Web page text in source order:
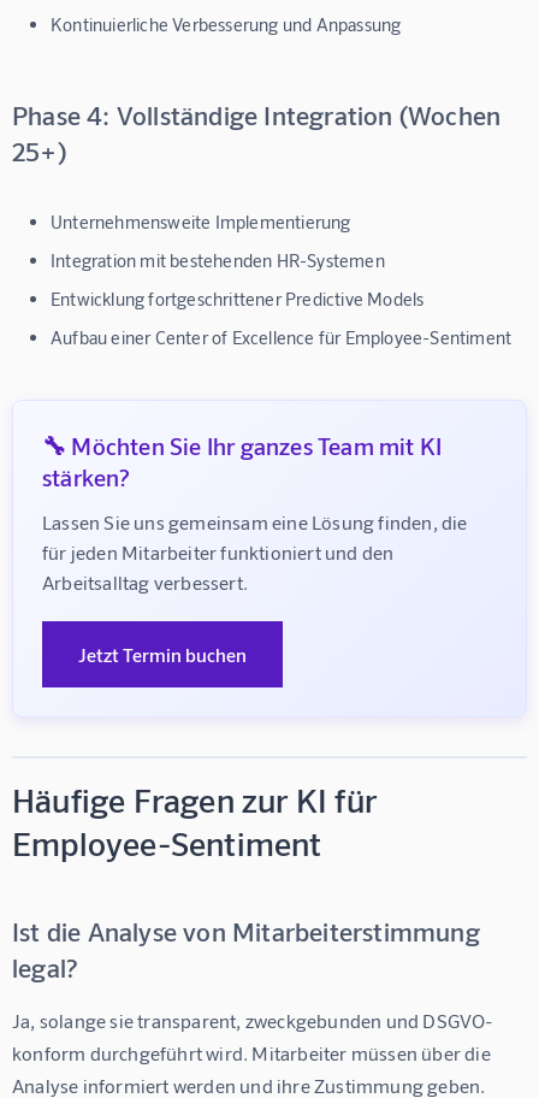
Kontinuierliche Verbesserung und Anpassung
Phase 4: Vollständige Integration (Wochen
25+)
Unternehmensweite Implementierung
Integration mit bestehenden HR-Systemen
Entwicklung fortgeschrittener Predictive Models
Aufbau einer Center of Excellence für Employee-Sentiment
🔧 Möchten Sie Ihr ganzes Team mit KI
stärken?
Lassen Sie uns gemeinsam eine Lösung finden, die
für jeden Mitarbeiter funktioniert und den
Arbeitsalltag verbessert.
Jetzt Termin buchen
Häufige Fragen zur KI für
Employee-Sentiment
Ist die Analyse von Mitarbeiterstimmung
legal?
Ja, solange sie transparent, zweckgebunden und DSGVO-
konform durchgeführt wird. Mitarbeiter müssen über die
Analyse informiert werden und ihre Zustimmung geben.